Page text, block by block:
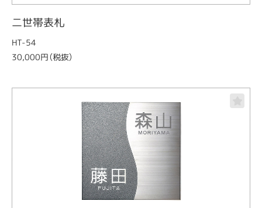
二世帯表札
HT-54
30,000円（税抜）